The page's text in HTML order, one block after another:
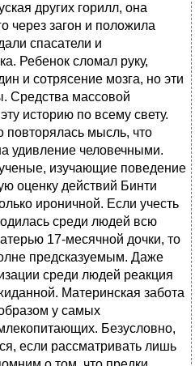
других горилл, она
через загон и положила
спасатели и
Ребенок сломал руку,
и сотрясение мозга, но эти
Средства массовой
историю по всему свету.
повторялась мысль, что
удивление человечными.
изучающие поведение
оценку действий Бинти
ироничной. Если учесть
среди людей всю
17-месячной дочки, то
предсказуемым. Даже
среди людей реакция
Материнская забота
у самых
Безусловно,
если рассматривать лишь